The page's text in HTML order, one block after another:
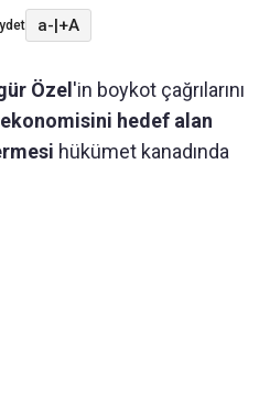
a-|+A
Özel 'in boykot çağrılarını
hedef alan
hükümet kanadında